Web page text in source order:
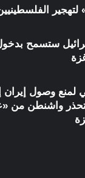
ستسمح
واشنطن من